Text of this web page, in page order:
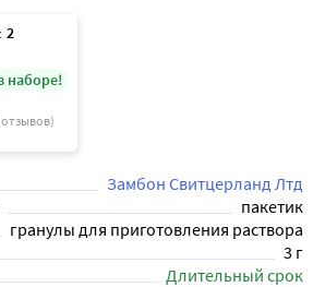
2
наборе!
отзывов)
Замбон Свитцерланд Лтд
пакетик
гранулы для приготовления раствора
3 г
Длительный срок